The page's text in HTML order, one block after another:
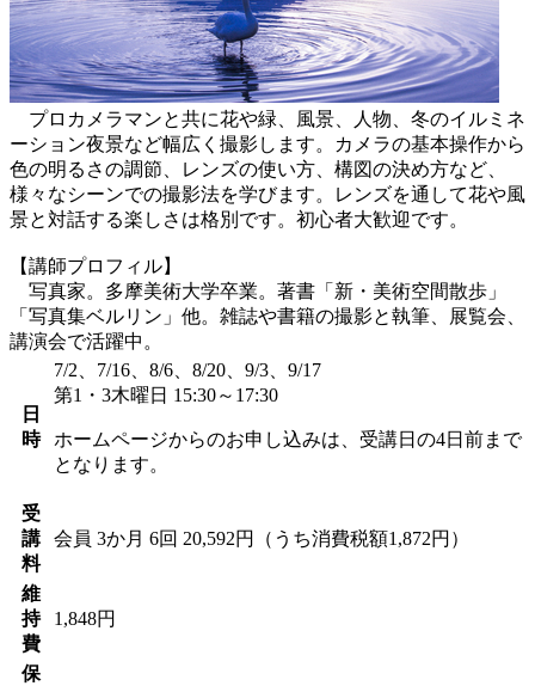
プロカメラマンと共に花や緑、風景、人物、冬のイルミネ
ーション夜景など幅広く撮影します。カメラの基本操作から
色の明るさの調節、レンズの使い方、構図の決め方など、
様々なシーンでの撮影法を学びます。レンズを通して花や風
景と対話する楽しさは格別です。初心者大歓迎です。
【講師プロフィル】
写真家。多摩美術大学卒業。著書「新・美術空間散歩」
「写真集ベルリン」他。雑誌や書籍の撮影と執筆、展覧会、
講演会で活躍中。
日
時
7/2、7/16、8/6、8/20、9/3、9/17
第1・3木曜日 15:30～17:30
ホームページからのお申し込みは、受講日の4日前まで
となります。
受
講
料
会員 3か月 6回 20,592円（うち消費税額1,872円）
維
持
費
1,848円
保